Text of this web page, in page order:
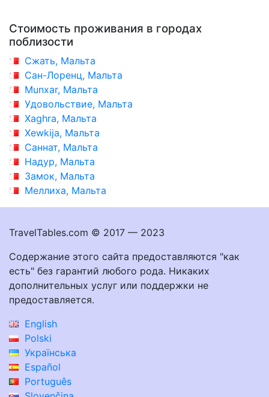
Стоимость проживания в городах
поблизости
Сжать, Мальта
Сан-Лоренц, Мальта
Munxar, Мальта
Удовольствие, Мальта
Xaghra, Мальта
Xewkija, Мальта
Саннат, Мальта
Надур, Мальта
Замок, Мальта
Меллиха, Мальта
TravelTables.com © 2017 — 2023
Содержание этого сайта предоставляются "как
есть" без гарантий любого рода. Никаких
дополнительных услуг или поддержки не
предоставляется.
English
Polski
Українська
Español
Português